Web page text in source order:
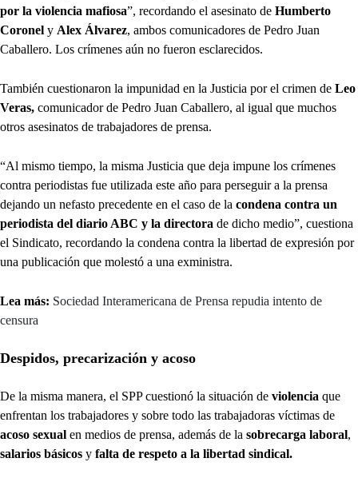
por la violencia mafiosa”, recordando el asesinato de Humberto
Coronel y Alex Álvarez, ambos comunicadores de Pedro Juan
Caballero. Los crímenes aún no fueron esclarecidos.
También cuestionaron la impunidad en la Justicia por el crimen de Leo
Veras, comunicador de Pedro Juan Caballero, al igual que muchos
otros asesinatos de trabajadores de prensa.
“Al mismo tiempo, la misma Justicia que deja impune los crímenes
contra periodistas fue utilizada este año para perseguir a la prensa
dejando un nefasto precedente en el caso de la condena contra un
periodista del diario ABC y la directora de dicho medio”, cuestiona
el Sindicato, recordando la condena contra la libertad de expresión por
una publicación que molestó a una exministra.
Lea más: Sociedad Interamericana de Prensa repudia intento de
censura
Despidos, precarización y acoso
De la misma manera, el SPP cuestionó la situación de violencia que
enfrentan los trabajadores y sobre todo las trabajadoras víctimas de
acoso sexual en medios de prensa, además de la sobrecarga laboral,
salarios básicos y falta de respeto a la libertad sindical.